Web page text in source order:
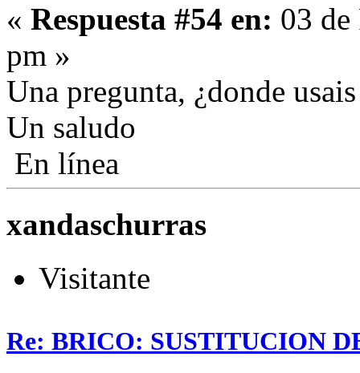
« Respuesta #54 en: 03
pm »
Una pregunta, ¿donde
Un saludo
En línea
xandaschurras
Visitante
Re: BRICO: SUSTITUCION